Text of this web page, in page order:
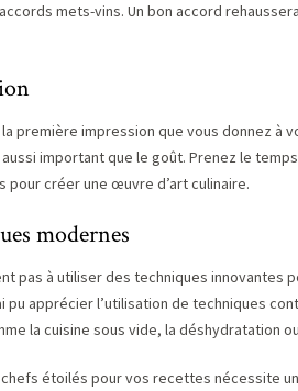
mets-vins. Un bon accord
première impression que vous donnez à
important que le goût. Prenez le
pour créer une œuvre d’art culinaire.
modernes
pas à utiliser des techniques innovantes
pu apprécier l’utilisation de techniques
la cuisine sous vide, la déshydratation
chefs étoilés pour vos recettes nécessite